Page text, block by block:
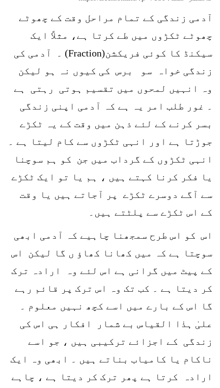
آدمی زندگی کے تمام مراحل وقت کے چھوٹے
چھوٹے ٹکڑوں میں طے کرتا ہے، مثلاً ایک
سیکنڈ کا کوئی فریکشن(Fraction) ۔ آدمی کی
زندگی خواہ سو برس کی کیوں نہ ہو لیکن
وہ انہیں لمحوں میں تقسیم ہوتی رہتی ہے
۔ غور طلب امر یہ ہے کہ آدمی اپنی زندگی
بسر کرنے کے لئے ذہن میں وقت کے یہ ٹکڑے
جوڑتا ہے اور انہی ٹکڑوں سے کام لیتا ہے ۔
انہی ٹکڑوں کے گرداب میں جن کو ہم سوچنا
یا فکر کرنا کہتے ہیں ، ہم یا تو ایک ٹکڑے
سے آگے دوسرے ٹکڑے پر آجاتے ہیں یا وقت
کے اس ٹکڑے سے پلٹتے ہیں۔
اس کو اس طرح سمجھنا چاہیے کہ آدمی ابھی
سوچتا ہے کہ میں کھانا کھاؤ ں گا لیکن اس
کے پیٹ میں گرانی ہے اس لئے وہ ارادہ ترک
کر دیتا ہے ۔ کب تک وہ اس ترک پر قائم رہے
گا اس کے بارے میں اسے کچھ نہیں معلوم ۔
علیٰ ہذٰا القیاس بے شمار افکار ہی اس کی
زندگی کے اجزائے ترکیبی ہیں ، جو اسے
ناکام یا کامیاب بناتے ہیں ۔ ابھی وہ ایک
ارادہ کرتا ہے پھر ترک کر دیتا ہے ، چاہے